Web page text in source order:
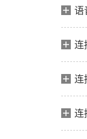
语
连
连
连